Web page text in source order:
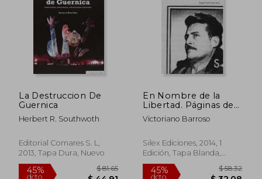
La Destruccion De
Guernica
Herbert R. Southwoth
Editorial Comares S. L,
2013, Tapa Dura, Nuevo
En Nombre de la
Libertad. Páginas de
mi Diario de Guerra y
Exilio (1936-1945)
Victoriano Barroso
Silex Ediciones, 2014, 1
Edición, Tapa Blanda,
Nuevo